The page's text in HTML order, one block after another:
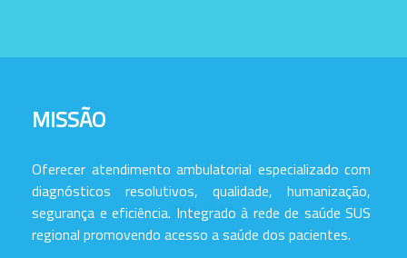
MISSÃO
Oferecer atendimento ambulatorial especializado com
diagnósticos resolutivos, qualidade, humanização,
segurança e eficiência. Integrado à rede de saúde SUS
regional promovendo acesso a saúde dos pacientes.